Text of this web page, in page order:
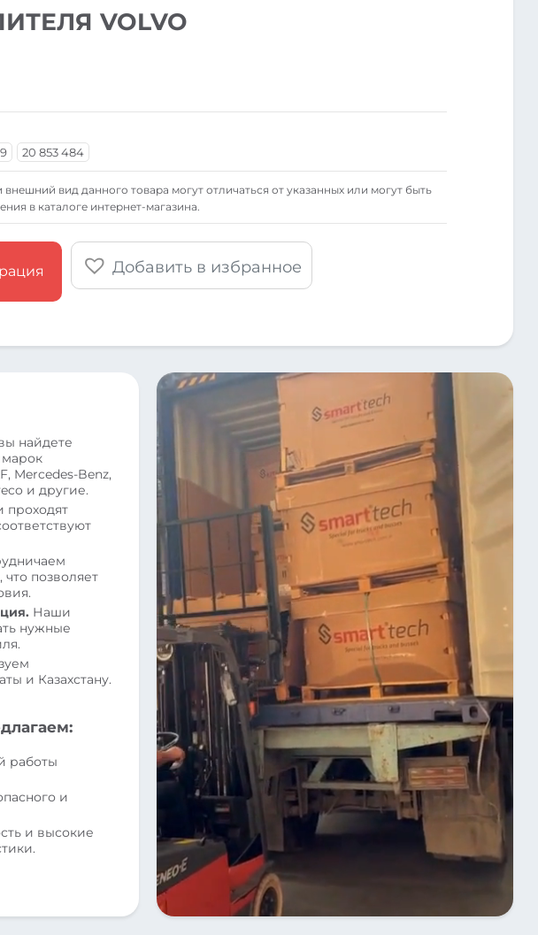
VOLVO
20 853 484
внешний вид данного товара могут отличаться от указанных или могут быть
в каталоге интернет-магазина.
Добавить в избранное
найдете
марок
Mercedes-Benz,
и другие.
проходят
позволяет
Наши
нужные
и Казахстану.
работы
и
и высокие